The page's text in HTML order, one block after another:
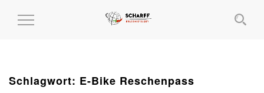
MENÜ
Schlagwort: E-Bike Reschenpass